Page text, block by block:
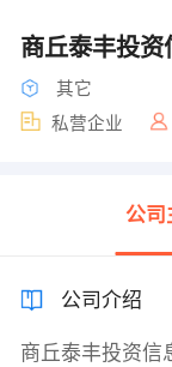
商丘泰丰投资
其它
私营企业
公司
公司介绍
商丘泰丰投资信